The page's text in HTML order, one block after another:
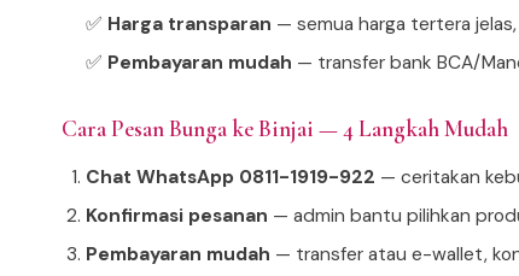
✅ Harga transparan — semua harga tertera
✅ Pembayaran mudah — transfer bank BCA/
Cara Pesan Bunga ke Binjai — 4 Langkah Mudah
Chat WhatsApp 0811-1919-922 — ceritakan
Konfirmasi pesanan — admin bantu pilihkan
Pembayaran mudah — transfer atau e-wallet,